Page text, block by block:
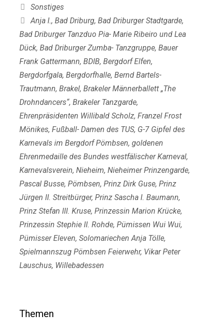
Kategorien
Sonstiges
Schlagwörter
Anja I., Bad Driburg, Bad Driburger Stadtgarde,
Bad Driburger Tanzduo Pia- Marie Ribeiro und Lea
Dück, Bad Driburger Zumba- Tanzgruppe, Bauer
Frank Gattermann, BDIB, Bergdorf Elfen,
Bergdorfgala, Bergdorfhalle, Bernd Bartels-
Trautmann, Brakel, Brakeler Männerballett „The
Drohndancers“, Brakeler Tanzgarde,
Ehrenpräsidenten Willibald Scholz, Franzel Frost
Mönikes, Fußball- Damen des TUS, G-7 Gipfel des
Karnevals im Bergdorf Pömbsen, goldenen
Ehrenmedaille des Bundes westfälischer Karneval,
Karnevalsverein, Nieheim, Nieheimer Prinzengarde,
Pascal Busse, Pömbsen, Prinz Dirk Guse, Prinz
Jürgen II. Streitbürger, Prinz Sascha I. Baumann,
Prinz Stefan III. Kruse, Prinzessin Marion Krücke,
Prinzessin Stephie II. Rohde, Pümissen Wui Wui,
Pümisser Eleven, Solomariechen Anja Tölle,
Spielmannszug Pömbsen Feierwehr, Vikar Peter
Lauschus, Willebadessen
Themen